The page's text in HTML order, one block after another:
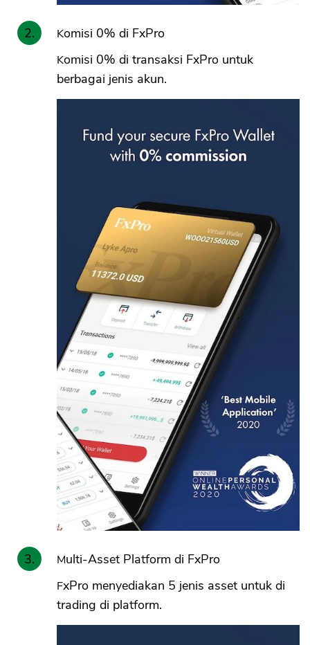
Komisi 0% di FxPro
Komisi 0% di transaksi FxPro untuk
berbagai jenis akun.
Multi-Asset Platform di FxPro
FxPro menyediakan 5 jenis asset untuk di
trading di platform.